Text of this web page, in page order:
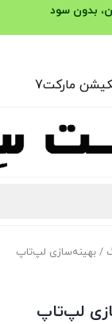
مارکت7
/ بهینه‌سازی لپ‌تاپ
لپ‌تاپ